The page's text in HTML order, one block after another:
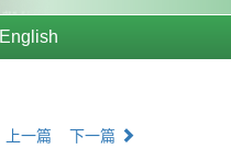
English
上一篇 下一篇